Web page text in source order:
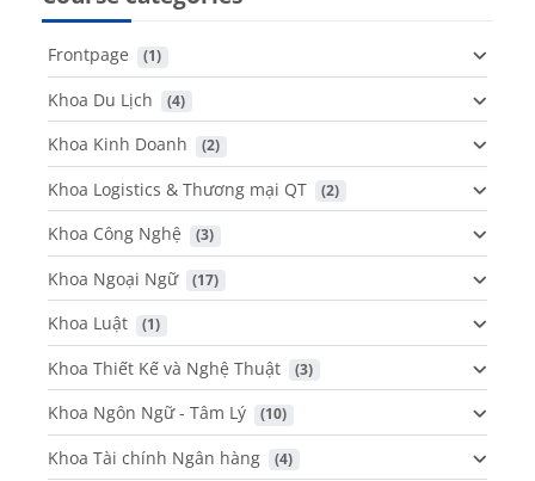
Frontpage (1)
Khoa Du Lịch (4)
Khoa Kinh Doanh (2)
Khoa Logistics & Thương mại QT (2)
Khoa Công Nghệ (3)
Khoa Ngoại Ngữ (17)
Khoa Luật (1)
Khoa Thiết Kế và Nghệ Thuật (3)
Khoa Ngôn Ngữ - Tâm Lý (10)
Khoa Tài chính Ngân hàng (4)